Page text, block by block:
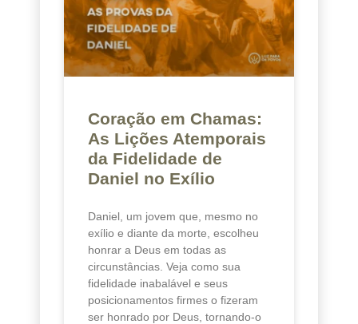
Coração em Chamas:
As Lições Atemporais
da Fidelidade de
Daniel no Exílio
Daniel, um jovem que, mesmo no
exílio e diante da morte, escolheu
honrar a Deus em todas as
circunstâncias. Veja como sua
fidelidade inabalável e seus
posicionamentos firmes o fizeram
ser honrado por Deus, tornando-o